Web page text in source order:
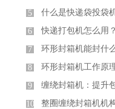
5
6
7
8
9
10